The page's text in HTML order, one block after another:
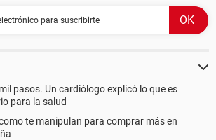
pasos. Un cardiólogo explicó lo que es
para la salud
te manipulan para comprar más en